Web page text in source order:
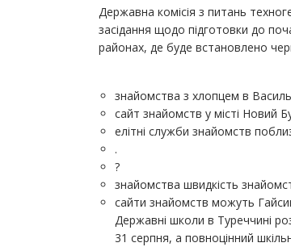
Державна комісія з питань
засідання щодо підготовки до
районах, де буде встановлено
знайомства з хлопцем в
сайт знайомств у місті Новий
елітні служби знайомств
.
?
знайомства швидкість
сайти знайомств можуть
Державні школи в Туреччині
31 серпня, а повноцінний